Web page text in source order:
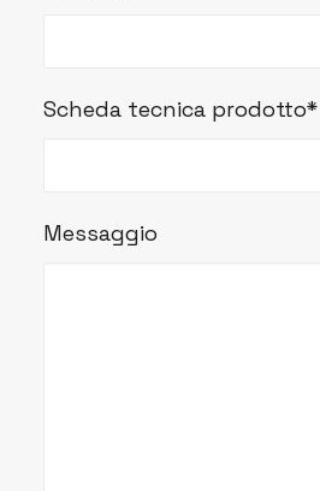
Scheda tecnica prodotto*
Messaggio